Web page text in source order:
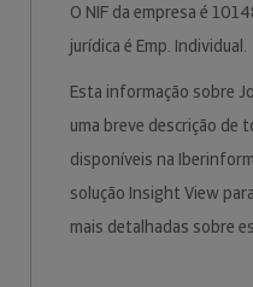
O NIF da empresa é
jurídica é Emp. Individual.
Esta informação sobre
uma breve descrição de
disponíveis na
solução Insight View
mais detalhadas sobre